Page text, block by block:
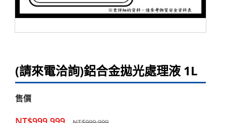
(請來電洽詢)鋁合金拋光處理液 1L
售價